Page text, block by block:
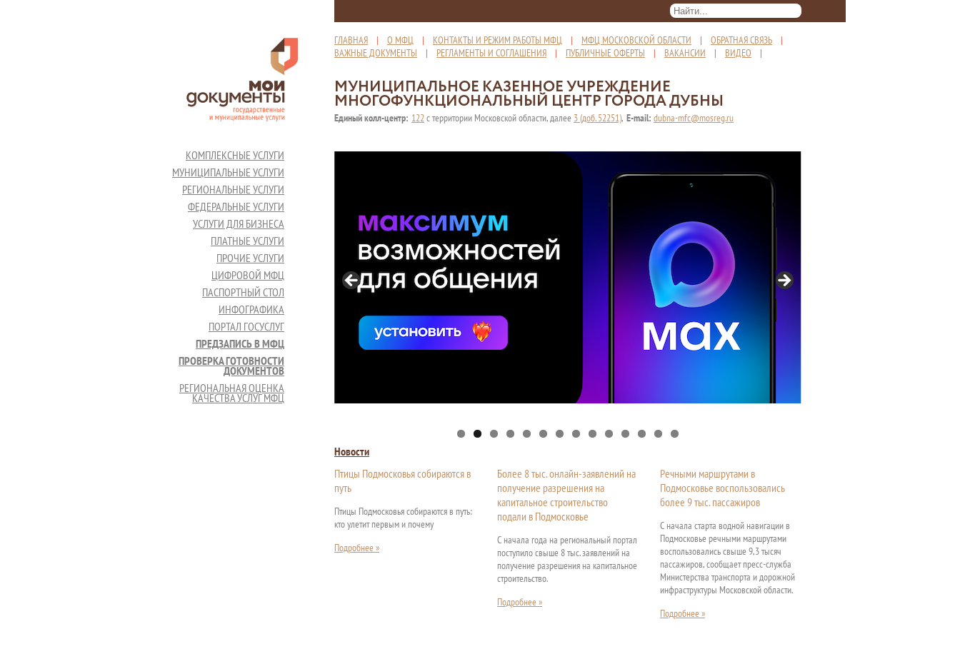
ГЛАВНАЯ | О МФЦ | КОНТАКТЫ И РЕЖИМ РАБОТЫ МФЦ | МФЦ МОСКОВСКОЙ ОБЛАСТИ | ОБРАТНАЯ СВЯЗЬ |
ВАЖНЫЕ ДОКУМЕНТЫ | РЕГЛАМЕНТЫ И СОГЛАШЕНИЯ | ПУБЛИЧНЫЕ ОФЕРТЫ | ВАКАНСИИ | ВИДЕО |
МУНИЦИПАЛЬНОЕ КАЗЕННОЕ УЧРЕЖДЕНИЕ
МНОГОФУНКЦИОНАЛЬНЫЙ ЦЕНТР ГОРОДА ДУБНЫ
Единый колл-центр: 122с территории Московской области, далее 3 (доб. 52251), E-mail: dubna-mfc@mosreg.ru
КОМПЛЕКСНЫЕ УСЛУГИ
МУНИЦИПАЛЬНЫЕ УСЛУГИ
РЕГИОНАЛЬНЫЕ УСЛУГИ
ФЕДЕРАЛЬНЫЕ УСЛУГИ
УСЛУГИ ДЛЯ БИЗНЕСА
ПЛАТНЫЕ УСЛУГИ
ПРОЧИЕ УСЛУГИ
ЦИФРОВОЙ МФЦ
ПАСПОРТНЫЙ СТОЛ
ИНФОГРАФИКА
ПОРТАЛ ГОСУСЛУГ
ПРЕДЗАПИСЬ В МФЦ
ПРОВЕРКА ГОТОВНОСТИ
ДОКУМЕНТОВ
РЕГИОНАЛЬНАЯ ОЦЕНКА
КАЧЕСТВА УСЛУГ МФЦ
Новости
Птицы Подмосковья собираются в
путь
Птицы Подмосковья собираются в путь:
кто улетит первым и почему
Подробнее »
Более 8 тыс. онлайн-заявлений на
получение разрешения на
капитальное строительство
подали в Подмосковье
С начала года на региональный портал
поступило свыше 8 тыс. заявлений на
получение разрешения на капитальное
строительство.
Подробнее »
Речными маршрутами в
Подмосковье воспользовались
более 9 тыс. пассажиров
С начала старта водной навигации в
Подмосковье речными маршрутами
воспользовались свыше 9,3 тысяч
пассажиров, сообщает пресс-служба
Министерства транспорта и дорожной
инфраструктуры Московской области.
Подробнее »